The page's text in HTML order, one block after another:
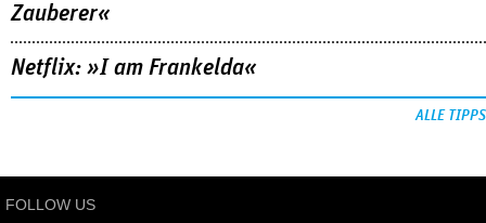
Zauberer«
Netflix: »I am Frankelda«
ALLE TIPPS
FOLLOW US